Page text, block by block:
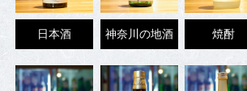
日本酒 神奈川の地酒 焼酎